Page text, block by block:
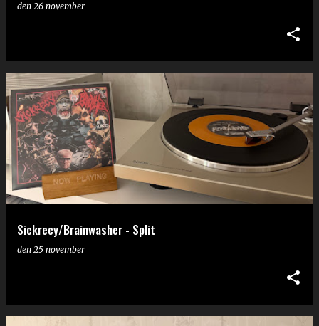
den 26 november
Sickrecy/Brainwasher - Split
den 25 november